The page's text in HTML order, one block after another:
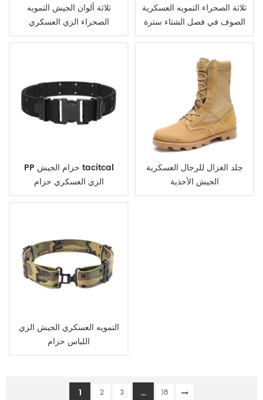
ثلاثة ألوان الجيش التمويه
الصحراء الزي العسكري
ثلاثة الصحراء التمويه العسكرية
الصوف في فصل الشتاء سترة
PP حزام الجيش tacitcal
الزي العسكري حزام
جلد الغزال للرجال العسكرية
الجيش الأحذية
التمويه العسكري الجيش الزي
اللباس حزام
1 2 3 ...
18